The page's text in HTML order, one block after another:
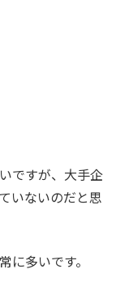
ですが、大手企
いないのだと思
多いです。